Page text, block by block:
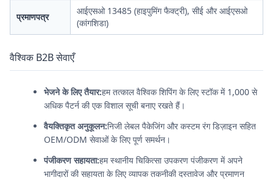
प्रमाणपत्र
आईएसओ 13485 (हाइपुमिंग फैक्ट्री), सीई और आईएसओ
(कांगशिडा)
वैश्विक B2B सेवाएँ
भेजने के लिए तैयार:हम तत्काल वैश्विक शिपिंग के लिए स्टॉक में 1,000 से
अधिक पैटर्न की एक विशाल सूची बनाए रखते हैं।
वैयक्तिकृत अनुकूलन:निजी लेबल पैकेजिंग और कस्टम रंग डिज़ाइन सहित
OEM/ODM सेवाओं के लिए पूर्ण समर्थन।
पंजीकरण सहायता:हम स्थानीय चिकित्सा उपकरण पंजीकरण में अपने
भागीदारों की सहायता के लिए व्यापक तकनीकी दस्तावेज और प्रमाणन